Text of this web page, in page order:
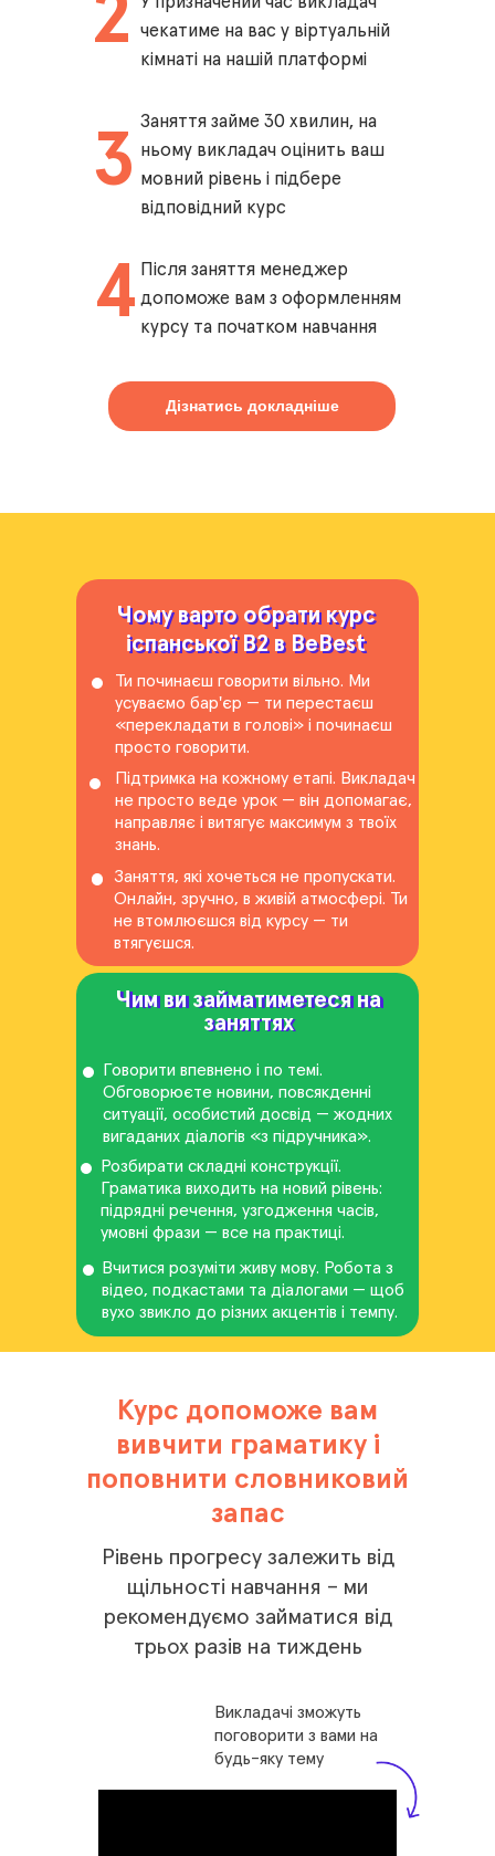
2
чекатиме на вас у віртуальній
кімнаті на нашій платформі
3
Заняття займе 30 хвилин, на
ньому викладач оцінить ваш
мовний рівень і підбере
відповідний курс
4 Після заняття менеджер
допоможе вам з оформленням
курсу та початком навчання
Дізнатись докладніше
Чому варто обрати курс
іспанської B2 в BeBest
Чому варто обрати курс
іспанської B2 в BeBest
Чим ви займатиметеся на
заняттях
Чим ви займатиметеся на
заняттях
Ти починаєш говорити вільно. Ми
усуваємо бар'єр — ти перестаєш
«перекладати в голові» і починаєш
просто говорити.
Підтримка на кожному етапі. Викладач
не просто веде урок — він допомагає,
направляє і витягує максимум з твоїх
знань.
Заняття, які хочеться не пропускати.
Онлайн, зручно, в живій атмосфері. Ти
не втомлюєшся від курсу — ти
втягуєшся.
Говорити впевнено і по темі.
Обговорюєте новини, повсякденні
ситуації, особистий досвід — жодних
вигаданих діалогів «з підручника».
Розбирати складні конструкції.
Граматика виходить на новий рівень:
підрядні речення, узгодження часів,
умовні фрази — все на практиці.
Вчитися розуміти живу мову. Робота з
відео, подкастами та діалогами — щоб
вухо звикло до різних акцентів і темпу.
Курс допоможе вам
вивчити граматику і
поповнити словниковий
запас
Рівень прогресу залежить від
щільності навчання – ми
рекомендуємо займатися від
трьох разів на тиждень
Викладачі зможуть
поговорити з вами на
будь-яку тему